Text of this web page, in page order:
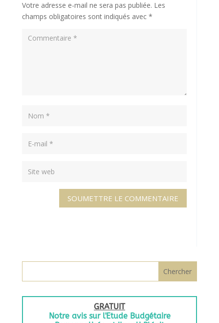
Votre adresse e-mail ne sera pas publiée. Les
champs obligatoires sont indiqués avec *
SOUMETTRE LE COMMENTAIRE